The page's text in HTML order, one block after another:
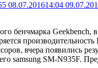
08.07.201614:04
бенчмарка Geekbench,
вчера появились
samsung SM-N935F.